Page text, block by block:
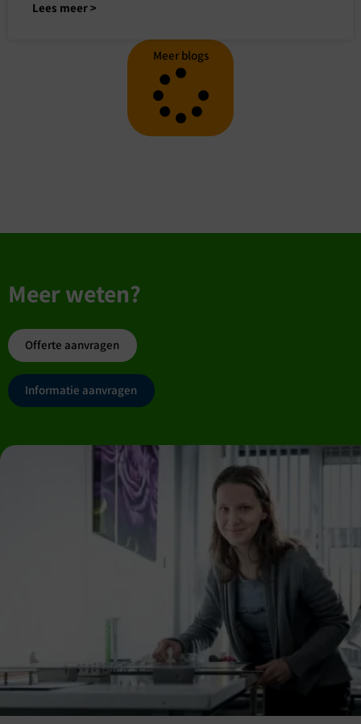
Lees meer >
Meer blogs
Meer weten?
Offerte aanvragen
Informatie aanvragen